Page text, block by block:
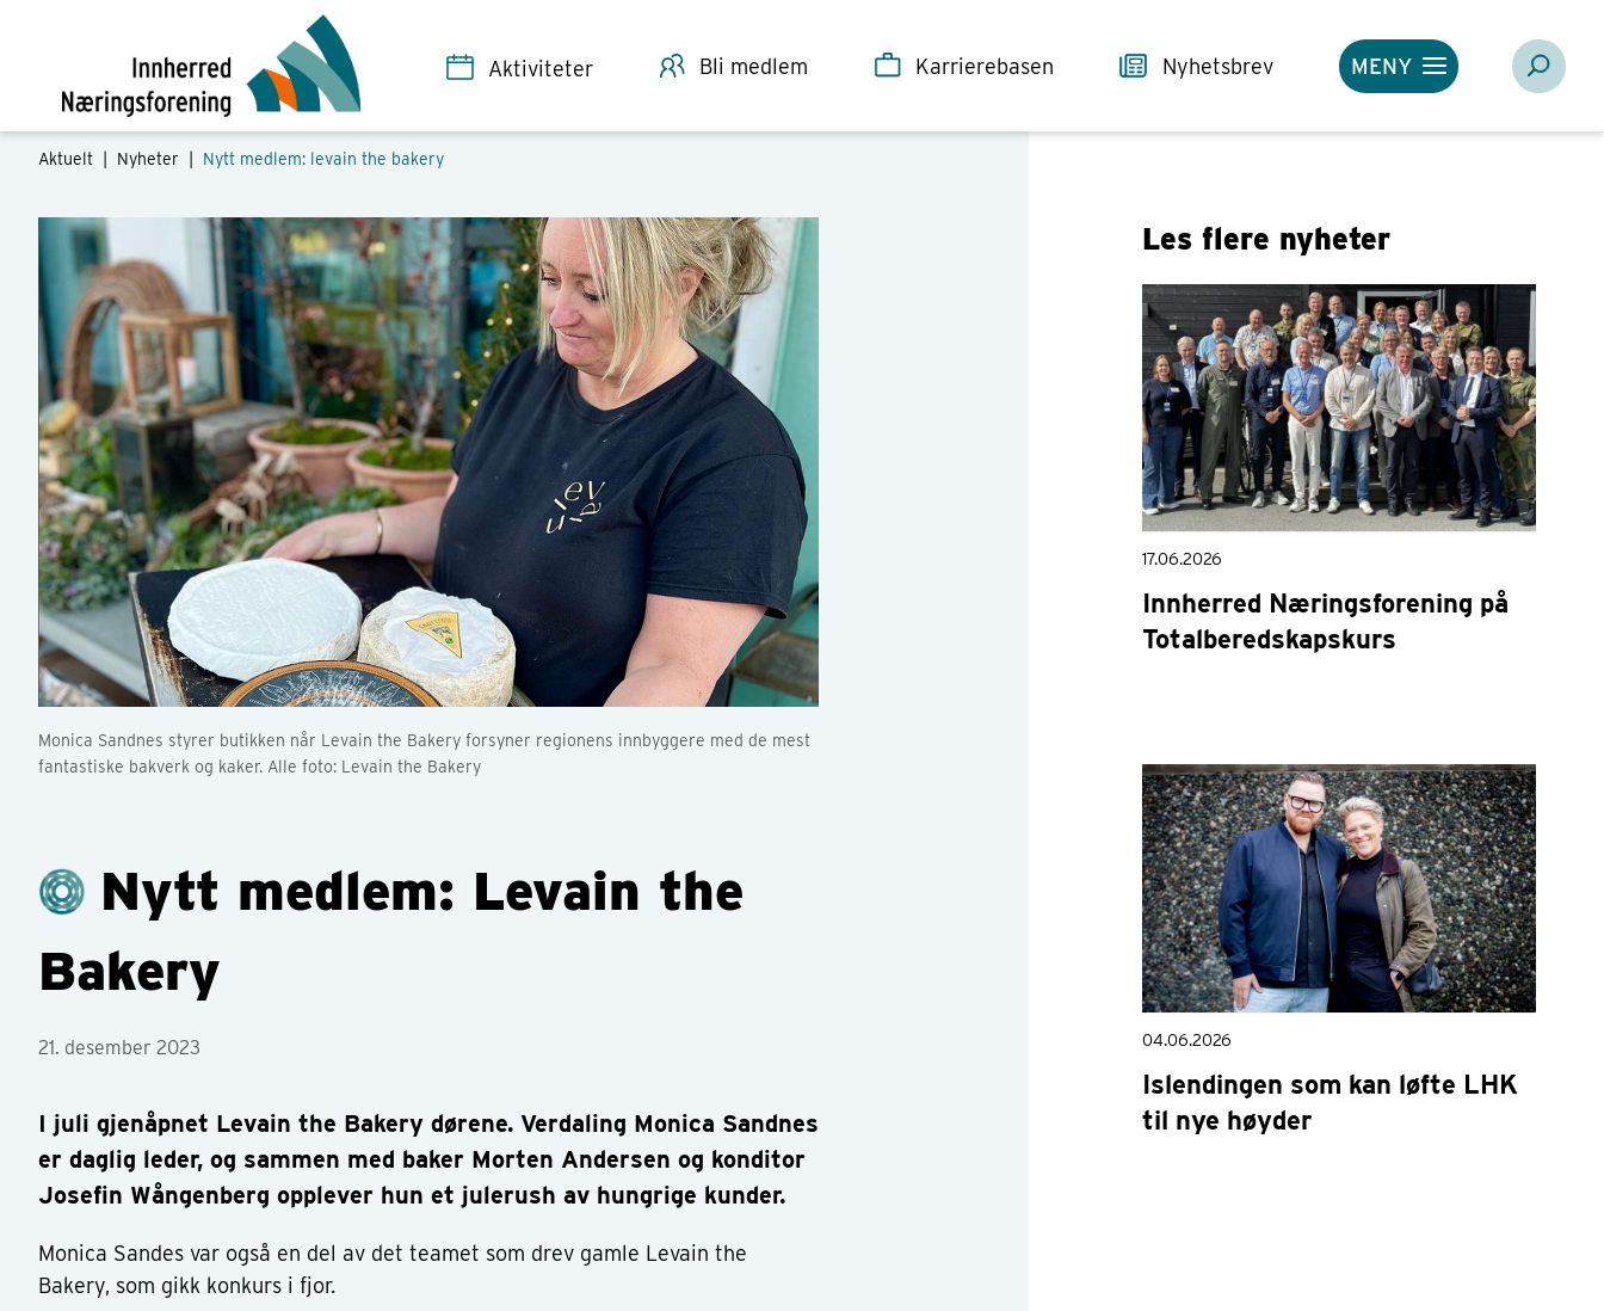
Aktiviteter Bli medlem Karrierebasen Nyhetsbrev MENY
Aktuelt | Nyheter Nytt medlem: levain the bakery
Monica Sandnes styrer butikken når Levain the Bakery forsyner regionens innbyggere med de mest
fantastiske bakverk og kaker. Alle foto: Levain the Bakery
Nytt medlem: Levain the
Bakery
21. desember 2023
I juli gjenåpnet Levain the Bakery dørene. Verdaling Monica Sandnes
er daglig leder, og sammen med baker Morten Andersen og konditor
Josefin Wångenberg opplever hun et julerush av hungrige kunder.
Monica Sandes var også en del av det teamet som drev gamle Levain the
Bakery, som gikk konkurs i fjor.
Les flere nyheter
17.06.2026
Innherred Næringsforening på
Totalberedskapskurs
04.06.2026
Islendingen som kan løfte LHK
til nye høyder